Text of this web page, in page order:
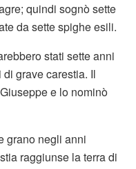
quindi sognò sette
da sette spighe esili.
stati sette anni
grave carestia. Il
e lo nominò
grano negli anni
raggiunse la terra di